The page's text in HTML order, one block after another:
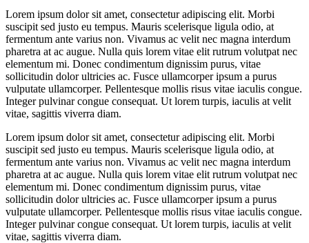
Lorem ipsum dolor sit amet, consectetur adipiscing elit. Morbi
suscipit sed justo eu tempus. Mauris scelerisque ligula odio, at
fermentum ante varius non. Vivamus ac velit nec magna interdum
pharetra at ac augue. Nulla quis lorem vitae elit rutrum volutpat nec
elementum mi. Donec condimentum dignissim purus, vitae
sollicitudin dolor ultricies ac. Fusce ullamcorper ipsum a purus
vulputate ullamcorper. Pellentesque mollis risus vitae iaculis congue.
Integer pulvinar congue consequat. Ut lorem turpis, iaculis at velit
vitae, sagittis viverra diam.
Lorem ipsum dolor sit amet, consectetur adipiscing elit. Morbi
suscipit sed justo eu tempus. Mauris scelerisque ligula odio, at
fermentum ante varius non. Vivamus ac velit nec magna interdum
pharetra at ac augue. Nulla quis lorem vitae elit rutrum volutpat nec
elementum mi. Donec condimentum dignissim purus, vitae
sollicitudin dolor ultricies ac. Fusce ullamcorper ipsum a purus
vulputate ullamcorper. Pellentesque mollis risus vitae iaculis congue.
Integer pulvinar congue consequat. Ut lorem turpis, iaculis at velit
vitae, sagittis viverra diam.